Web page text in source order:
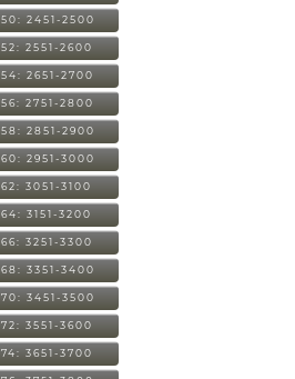
50: 2451-2500
52: 2551-2600
54: 2651-2700
56: 2751-2800
58: 2851-2900
60: 2951-3000
62: 3051-3100
64: 3151-3200
66: 3251-3300
68: 3351-3400
70: 3451-3500
72: 3551-3600
74: 3651-3700